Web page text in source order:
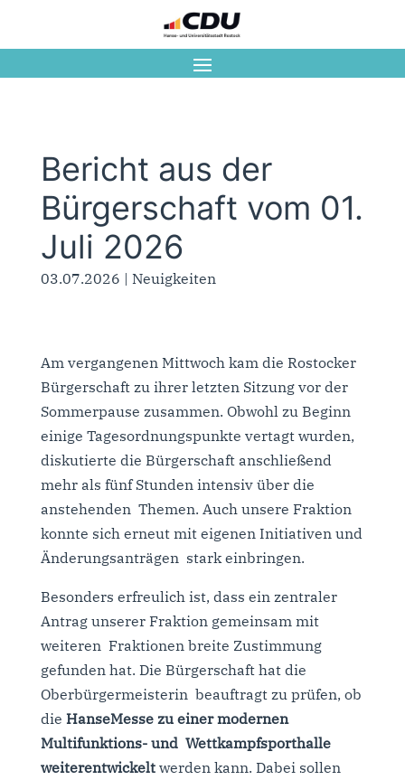
Bericht aus der
Bürgerschaft vom 01.
Juli 2026
03.07.2026 | Neuigkeiten
Am vergangenen Mittwoch kam die Rostocker
Bürgerschaft zu ihrer letzten Sitzung vor der
Sommerpause zusammen. Obwohl zu Beginn
einige Tagesordnungspunkte vertagt wurden,
diskutierte die Bürgerschaft anschließend
mehr als fünf Stunden intensiv über die
anstehenden Themen. Auch unsere Fraktion
konnte sich erneut mit eigenen Initiativen und
Änderungsanträgen stark einbringen.
Besonders erfreulich ist, dass ein zentraler
Antrag unserer Fraktion gemeinsam mit
weiteren Fraktionen breite Zustimmung
gefunden hat. Die Bürgerschaft hat die
Oberbürgermeisterin beauftragt zu prüfen, ob
die HanseMesse zu einer modernen
Multifunktions- und Wettkampfsporthalle
weiterentwickelt werden kann. Dabei sollen